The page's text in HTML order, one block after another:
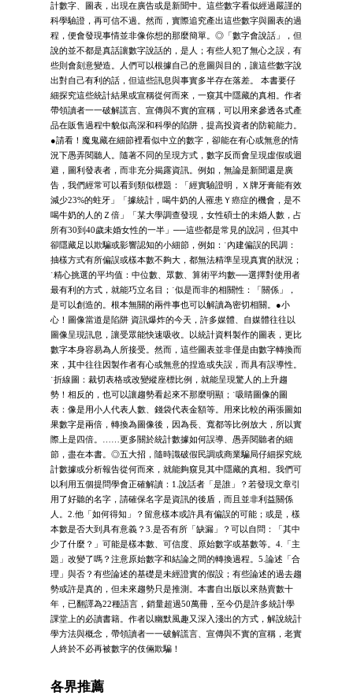
計數字、圖表，出現在廣告或是新聞中。這些數字看似經過嚴謹的
科學驗證，再可信不過。然而，實際追究產出這些數字與圖表的過
程，便會發現事情並非像你想的那麼簡單。◎「數字會說話」，但
說的並不都是真話讓數字說話的，是人；有些人犯了無心之誤，有
些則會刻意變造。人們可以根據自己的意圖與目的，讓這些數字說
出對自己有利的話，但這些訊息與事實多半存在落差。 本書要仔
細探究這些統計結果或宣稱從何而來，一窺其中隱藏的真相。作者
帶領讀者一一破解謊言、宣傳與不實的宣稱，可以用來參透各式產
品在販售過程中貌似高深和科學的陷阱，提高投資者的防範能力。
●請看！魔鬼藏在細節裡看似中立的數字，卻能在有心或無意的情
況下愚弄閱聽人。隨著不同的呈現方式，數字反而會呈現虛假或迴
避，圖利發表者，而非充分揭露資訊。例如，無論是新聞還是廣
告，我們經常可以看到類似標題：「經實驗證明，Ｘ牌牙膏能有效
減少23%的蛀牙」「據統計，喝牛奶的人罹患Ｙ癌症的機會，是不
喝牛奶的人的Ｚ倍」「某大學調查發現，女性碩士的未婚人數，占
所有30到40歲未婚女性的一半」──這些都是常見的說詞，但其中
卻隱藏足以欺騙或影響認知的小細節，例如：˙內建偏誤的民調：
抽樣方式有所偏誤或樣本數不夠大，都無法精準呈現真實的狀況；
˙精心挑選的平均值：中位數、眾數、算術平均數──選擇對使用者
最有利的方式，就能巧立名目；˙似是而非的相關性：「關係」，
是可以創造的。根本無關的兩件事也可以解讀為密切相關。●小
心！圖像當道是陷阱 資訊爆炸的今天，許多媒體、自媒體往往以
圖像呈現訊息，讓受眾能快速吸收。以統計資料製作的圖表，更比
數字本身容易為人所接受。然而，這些圖表並非僅是由數字轉換而
來，其中往往因製作者有心或無意的捏造或失誤，而具有誤導性。
˙折線圖：裁切表格或改變縱座標比例，就能呈現驚人的上升趨
勢！相反的，也可以讓趨勢看起來不那麼明顯；˙吸睛圖像的圖
表：像是用小人代表人數、錢袋代表金額等。用來比較的兩張圖如
果數字是兩倍，轉換為圖像後，因為長、寬都等比例放大，所以實
際上是四倍。……更多關於統計數據如何誤導、愚弄閱聽者的細
節，盡在本書。◎五大招，隨時識破假民調或商業騙局仔細探究統
計數據或分析報告從何而來，就能夠窺見其中隱藏的真相。我們可
以利用五個提問學會正確解讀：1.說話者「是誰」？若發現文章引
用了好聽的名字，請確保名字是資訊的後盾，而且並非利益關係
人。2.他「如何得知」？留意樣本或許具有偏誤的可能；或是，樣
本數是否大到具有意義？3.是否有所「缺漏」？可以自問：「其中
少了什麼？」可能是樣本數、可信度、原始數字或基數等。4.「主
題」改變了嗎？注意原始數字和結論之間的轉換過程。5.論述「合
理」與否？有些論述的基礎是未經證實的假設；有些論述的過去趨
勢或許是真的，但未來趨勢只是推測。本書自出版以來熱賣數十
年，已翻譯為22種語言，銷量超過50萬冊，至今仍是許多統計學
課堂上的必讀書籍。作者以幽默風趣又深入淺出的方式，解說統計
學方法與概念，帶領讀者一一破解謊言、宣傳與不實的宣稱，老實
人終於不必再被數字的伎倆欺騙！
各界推薦